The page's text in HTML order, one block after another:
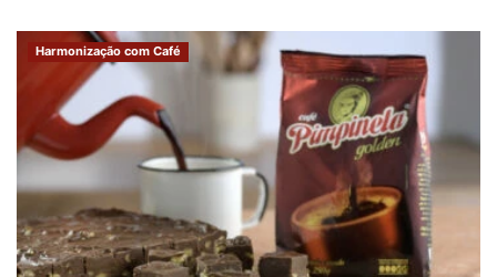
Harmonização com Café